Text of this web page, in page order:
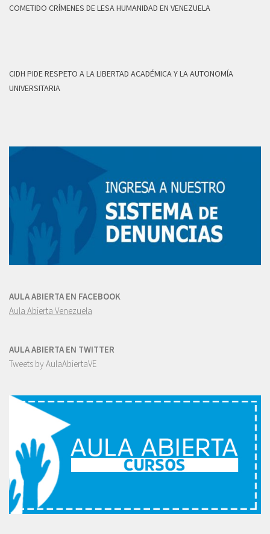
COMETIDO CRÍMENES DE LESA HUMANIDAD EN VENEZUELA
CIDH PIDE RESPETO A LA LIBERTAD ACADÉMICA Y LA AUTONOMÍA
UNIVERSITARIA
AULA ABIERTA EN FACEBOOK
Aula Abierta Venezuela
AULA ABIERTA EN TWITTER
Tweets by AulaAbiertaVE